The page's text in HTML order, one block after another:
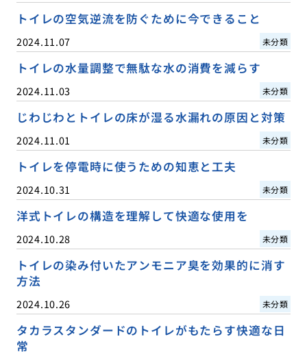
トイレの空気逆流を防ぐために今できること
2024.11.07 未分類
トイレの水量調整で無駄な水の消費を減らす
2024.11.03 未分類
じわじわとトイレの床が湿る水漏れの原因と対策
2024.11.01 未分類
トイレを停電時に使うための知恵と工夫
2024.10.31 未分類
洋式トイレの構造を理解して快適な使用を
2024.10.28 未分類
トイレの染み付いたアンモニア臭を効果的に消す
方法
2024.10.26 未分類
タカラスタンダードのトイレがもたらす快適な日
常